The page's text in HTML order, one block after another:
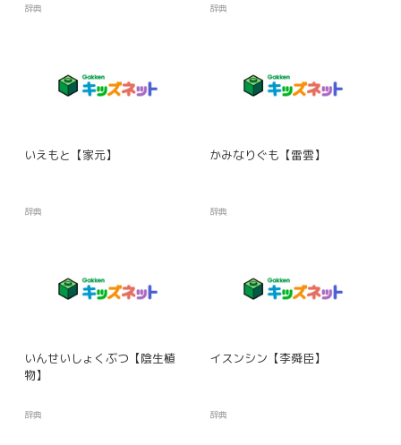
辞典 辞典
いえもと【家元】
辞典
かみなりぐも【雷雲】
辞典
いんせいしょくぶつ【陰生植
物】
辞典
イスンシン【李舜臣】
辞典